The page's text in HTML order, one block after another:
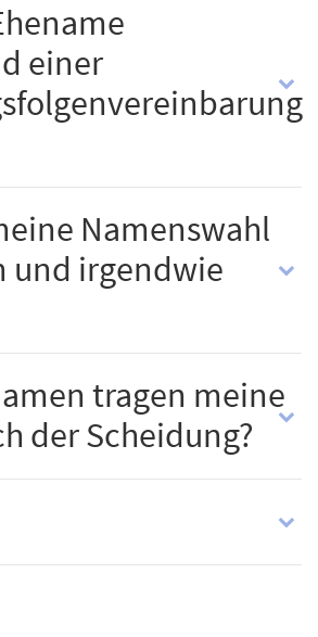
einer
Namenswahl
und irgendwie
tragen meine
der Scheidung?